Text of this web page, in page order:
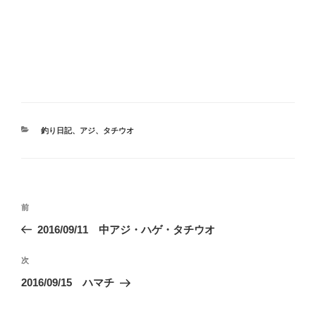
カ
釣り日記、 アジ、 タチウオ
投
ビ
ゲ
前
の
稿
前
2016/09/11 中アジ・ハゲ・タチウオ
次
の
次
2016/09/15 ハマチ